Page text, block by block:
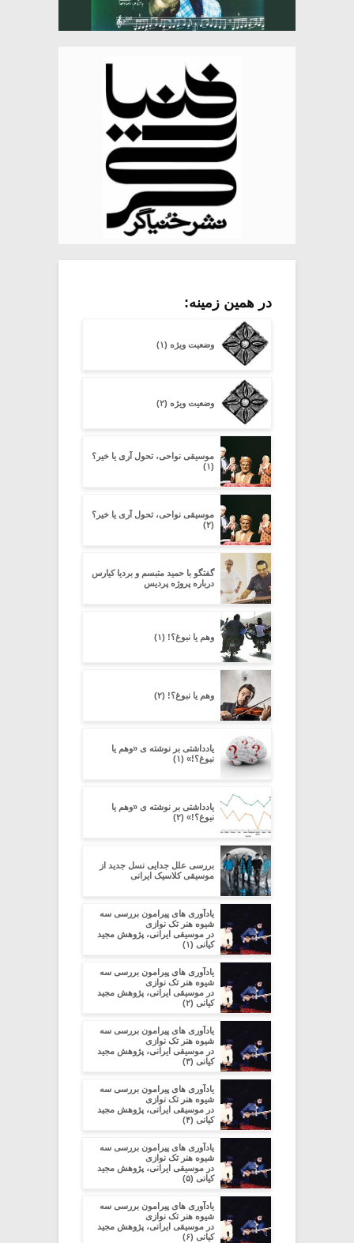
در همین زمینه:
وضعیت ویژه (۱)
وضعیت ویژه (۲)
موسیقی نواحی، تحول آری یا خیر؟
(۱)
موسیقی نواحی، تحول آری یا خیر؟
(۲)
گفتگو با حمید متبسم و بردیا کیارس
درباره پروژه پردیس
وهم یا نبوغ‌؟! (۱)
وهم یا نبوغ‌؟! (۲)
یادداشتی بر نوشته ی «وهم یا
نبوغ؟!» (۱)
یادداشتی بر نوشته ی «وهم یا
نبوغ؟!» (۲)
بررسی علل جدایی نسل جدید از
موسیقی کلاسیک ایرانی
یادآوری های پیرامون بررسی سه
شیوه هنر تک نوازی
در موسیقی ایرانی، پژوهش مجید
کیانی (۱)
یادآوری های پیرامون بررسی سه
شیوه هنر تک نوازی
در موسیقی ایرانی، پژوهش مجید
کیانی (۲)
یادآوری های پیرامون بررسی سه
شیوه هنر تک نوازی
در موسیقی ایرانی، پژوهش مجید
کیانی (۳)
یادآوری های پیرامون بررسی سه
شیوه هنر تک نوازی
در موسیقی ایرانی، پژوهش مجید
کیانی (۴)
یادآوری های پیرامون بررسی سه
شیوه هنر تک نوازی
در موسیقی ایرانی، پژوهش مجید
کیانی (۵)
یادآوری های پیرامون بررسی سه
شیوه هنر تک نوازی
در موسیقی ایرانی، پژوهش مجید
کیانی (۶)